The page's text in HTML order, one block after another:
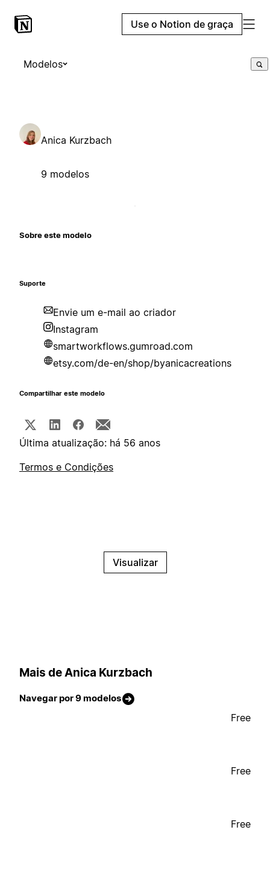
Use o Notion de graça
Modelos
Anica Kurzbach
9 modelos
Sobre este modelo
Suporte
Envie um e-mail ao criador
Instagram
smartworkflows.gumroad.com
etsy.com/de-en/shop/byanicacreations
Compartilhar este modelo
Última atualização: há 56 anos
Termos e Condições
Visualizar
Mais de Anica Kurzbach
Navegar por 9 modelos
Free
Free
Free